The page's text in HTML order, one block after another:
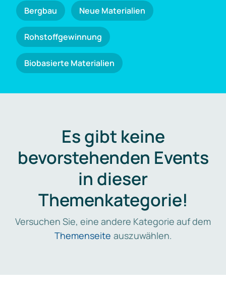
Bergbau Neue Materialien
Rohstoffgewinnung
Biobasierte Materialien
Es gibt keine
bevorstehenden Events
in dieser
Themenkategorie!
Versuchen Sie, eine andere Kategorie auf dem
Themenseite auszuwählen.